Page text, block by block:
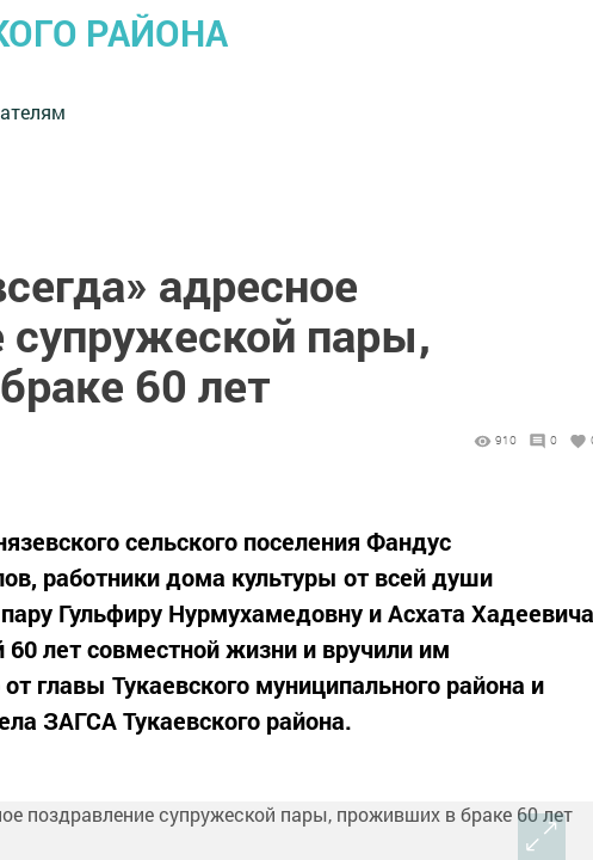
РАЙОНА
адресное
супружеской пары,
60 лет
910 0
сельского поселения Фандус
работники дома культуры от всей души
Гульфиру Нурмухамедовну и Асхата Хадеевича
60 лет совместной жизни и вручили им
главы Тукаевского муниципального района и
ЗАГСА Тукаевского района.